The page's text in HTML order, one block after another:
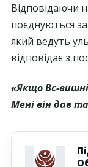
Відповідаючи
поєднуються
який ведуть
відповідає з
«Якщо Вс-
Мені він дав